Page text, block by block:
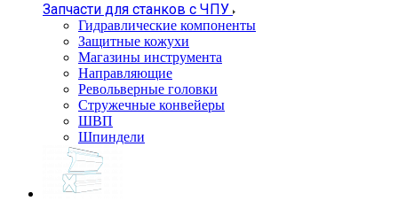
Запчасти для станков с ЧПУ
Гидравлические компоненты
Защитные кожухи
Магазины инструмента
Направляющие
Револьверные головки
Стружечные конвейеры
ШВП
Шпиндели